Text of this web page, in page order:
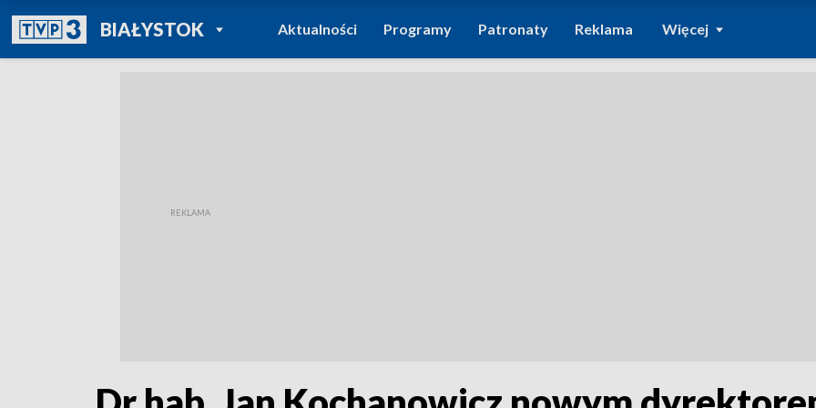
BIAŁYSTOKPOWRÓT DO
TVP REGIONY
Aktualności Programy Patronaty Reklama Więcej